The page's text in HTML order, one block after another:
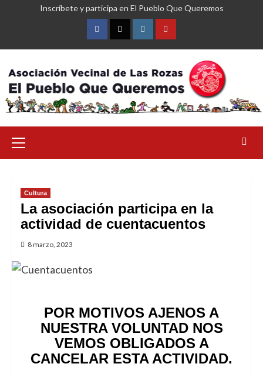
Inscríbete y participa en El Pueblo Que Queremos
FacebookTwitterInstagramYouTube
primario
Cultura
La asociación participa en la
actividad de cuentacuentos
8 marzo, 2023
POR MOTIVOS AJENOS A
NUESTRA VOLUNTAD NOS
VEMOS OBLIGADOS A
CANCELAR ESTA ACTIVIDAD.